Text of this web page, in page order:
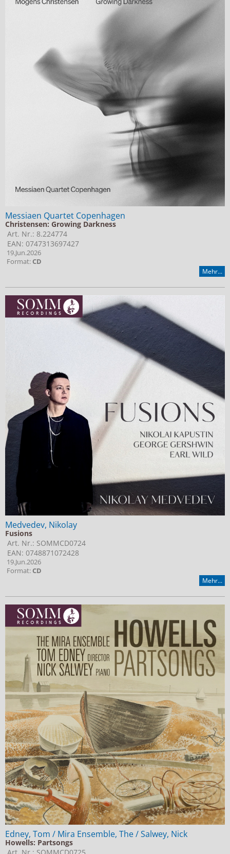
Messiaen Quartet Copenhagen
Christensen: Growing Darkness
Art. Nr.: 8.224774
EAN: 0747313697427
19.Jun.2026
Format:CD
Mehr...
Medvedev, Nikolay
Fusions
Art. Nr.: SOMMCD0724
EAN: 0748871072428
19.Jun.2026
Format:CD
Mehr...
Edney, Tom / Mira Ensemble, The / Salwey, Nick
Howells: Partsongs